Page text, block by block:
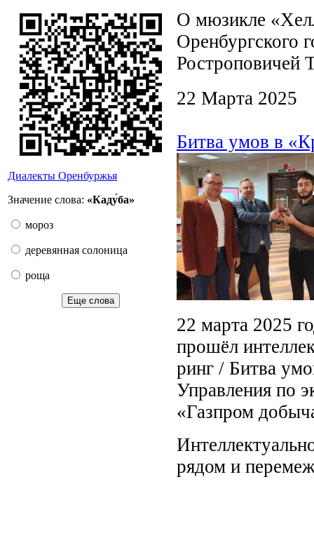
Диалекты Оренбуржья
Значение слова: «Каду́ба»
мороз
деревянная солоница
роща
Еще слова
О мюзикле
Оренбургского
Ростроповичей
22 Марта 2025
Битва умов в
22 марта 2025
прошёл
ринг / Битва
Управления по
«Газпром
рядом и